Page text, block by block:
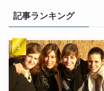
記事ランキング